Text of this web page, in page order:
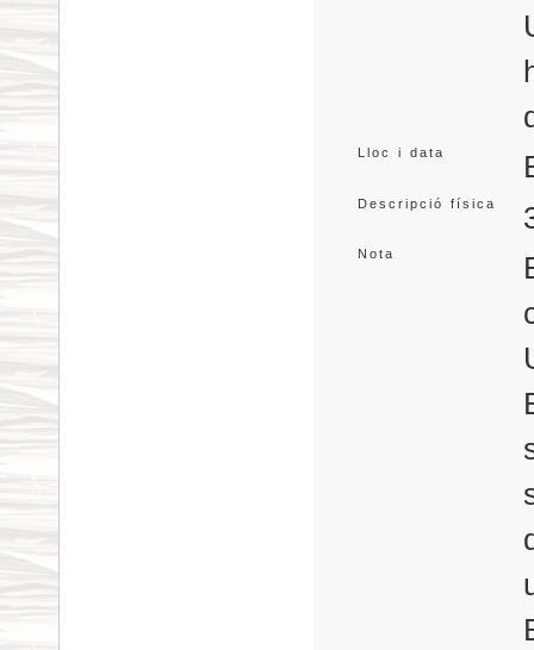
Lloc i data
Descripció física
Nota